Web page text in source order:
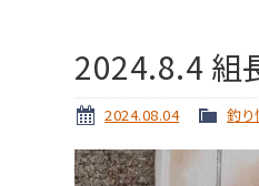
2024.8.4 組
2024.08.04 釣